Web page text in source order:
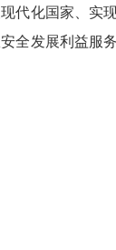
代化国家、实
全发展利益服